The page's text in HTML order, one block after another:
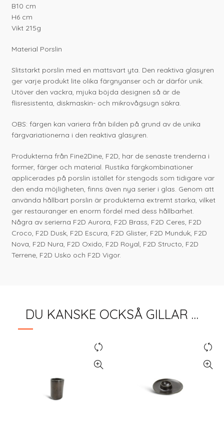
B10 cm
H6 cm
Vikt 215g
Material Porslin
Slitstarkt porslin med en mattsvart yta. Den reaktiva glasyren
ger varje produkt lite olika färgnyanser och är därför unik.
Utöver den vackra, mjuka böjda designen så är de
flisresistenta, diskmaskin- och mikrovågsugn säkra.
OBS: färgen kan variera från bilden på grund av de unika
färgvariationerna i den reaktiva glasyren.
Produkterna från Fine2Dine, F2D, har de senaste trenderna i
former, färger och material. Rustika färgkombinationer
applicerades på porslin istället för stengods som tidigare var
den enda möjligheten, finns även nya serier i glas. Genom att
använda hållbart porslin är produkterna extremt starka, vilket
ger restauranger en enorm fördel med dess hållbarhet.
Några av serierna F2D Aurora, F2D Brass, F2D Ceres, F2D
Croco, F2D Dusk, F2D Escura, F2D Glister, F2D Munduk, F2D
Nova, F2D Nura, F2D Oxido, F2D Royal, F2D Structo, F2D
Terrene, F2D Usko och F2D Vigor.
DU KANSKE OCKSÅ GILLAR …